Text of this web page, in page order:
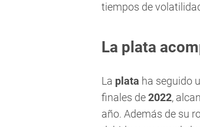
tiempos de
La plata
La plata ha seguido
finales de2022,
año. Además de su